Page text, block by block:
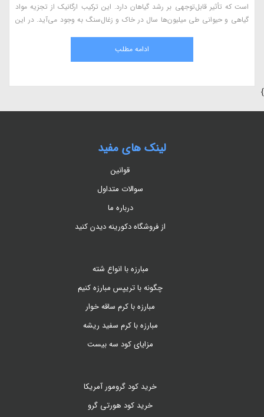
است که تأثیر قابل‌توجهی بر رشد گیاهان دارد. این ترکیب ارگانیک از تجزیه مواد
گیاهی و حیوانی طی میلیون‌ها سال در خاک و زغال‌سنگ به وجود می‌آید. در این
طبیعی و اثرات آن بر گیاهان می‌پردازیم.ادامه مطلب
}
لینک های مفید
قوانین
سوالات متداول
درباره ما
از فروشگاه دکورینه دیدن کنید
مبارزه با انواع شته
چگونه با تریپس مبارزه کنیم
مبارزه با کرم ساقه خوار
مبارزه با کرم سفید ریشه
مزایای کود سه بیست
خرید کود گرومور آمریکا
خرید کود هورتی گرو